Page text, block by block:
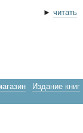
► читать
Издание книг